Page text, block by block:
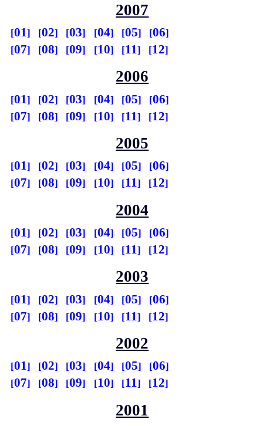
2007
01 02 03 04 05
06
07
08 09 10 11 12
2006
01 02 03 04 05
06
07
08 09 10 11 12
2005
01 02 03 04 05
06
07
08 09 10 11 12
2004
01 02 03 04 05
06
07
08 09 10 11 12
2003
01 02 03 04 05
06
07
08 09 10 11 12
2002
01 02 03 04 05
06
07
08 09 10 11 12
2001